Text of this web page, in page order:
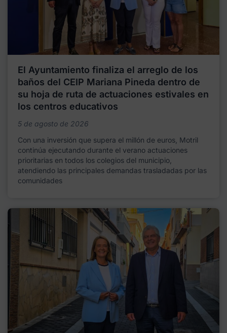
El Ayuntamiento finaliza el arreglo de los
baños del CEIP Mariana Pineda dentro de
su hoja de ruta de actuaciones estivales en
los centros educativos
5 de agosto de 2026
Con una inversión que supera el millón de euros, Motril
continúa ejecutando durante el verano actuaciones
prioritarias en todos los colegios del municipio,
atendiendo las principales demandas trasladadas por las
comunidades